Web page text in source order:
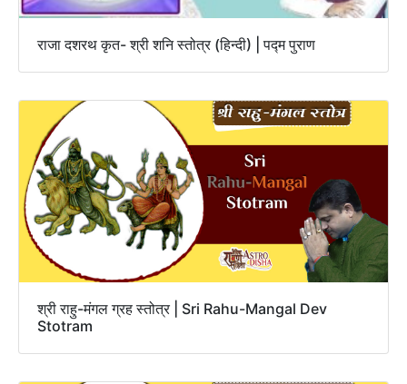
राजा दशरथ कृत- श्री शनि स्तोत्र (हिन्दी) | पद्म पुराण
श्री राहु-मंगल ग्रह स्तोत्र | Sri Rahu-Mangal Dev
Stotram